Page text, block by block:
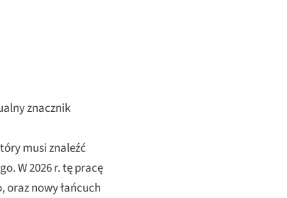
znacznik
musi znaleźć
W 2026 r. tę pracę
oraz nowy łańcuch